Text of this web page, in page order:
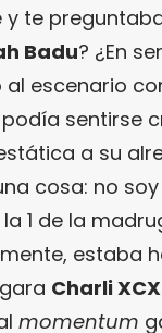
te
Badu? ¿En
al escenario
sentirse
a su
cosa: no
1 de la
estaba
Charli XCX
momentum